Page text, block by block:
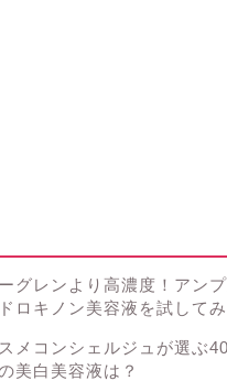
グレンより高濃度！アン
ロキノン美容液を試してみ
メコンシェルジュが選ぶ
美白美容液は？